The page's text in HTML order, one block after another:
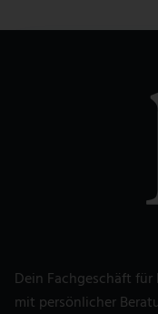
Dein Fachgeschäft
mit persönlicher